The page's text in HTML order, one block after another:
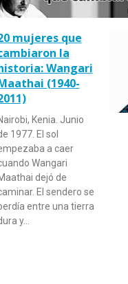
mujeres que
la
Wangari
(1940-
Kenia. Junio
1977. El sol
a caer
Wangari
dejó de
El sendero se
entre una tierra
y…